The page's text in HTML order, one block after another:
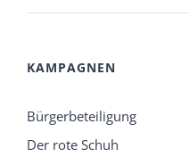
KAMPAGNEN
Bürgerbeteiligung
Der rote Schuh